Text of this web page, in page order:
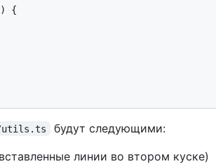
{
utils.ts будут следующими:
линии во втором куске)